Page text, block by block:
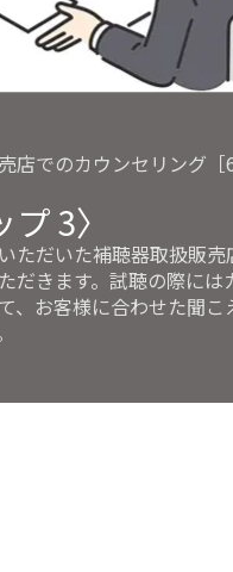
店でのカウンセリング［
プ 3〉
ただいた補聴器取扱販売
だきます。試聴の際には
、お客様に合わせた聞こ